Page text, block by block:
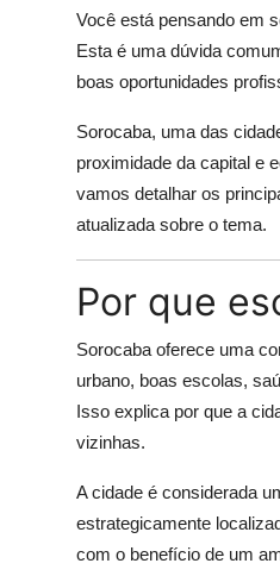
Você está pensando em
Esta é uma dúvida
boas oportunidades
Sorocaba, uma das
proximidade da capital e
vamos detalhar os
atualizada sobre o tema.
Por que
Sorocaba oferece uma
urbano, boas escolas,
Isso explica por que a
vizinhas.
A cidade é considerada
estrategicamente
com o benefício de um